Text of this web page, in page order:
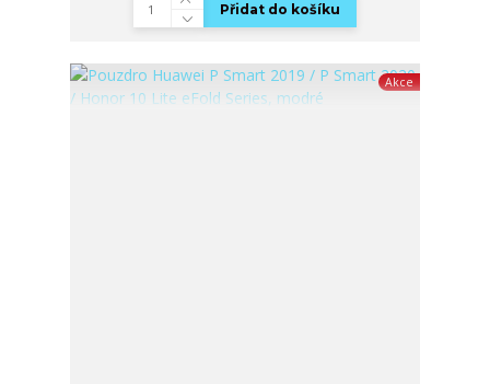
Přidat do košíku
Akce